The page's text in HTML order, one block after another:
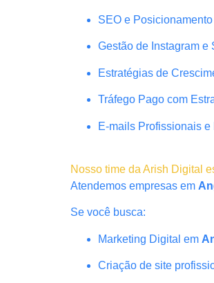
SEO e
Gestão de Instagram e
Estratégias de
Tráfego Pago com
E-mails Profissionais e
Nosso time da Arish Digital
Atendemos empresas em
Se você busca:
Marketing Digital em
Criação de site